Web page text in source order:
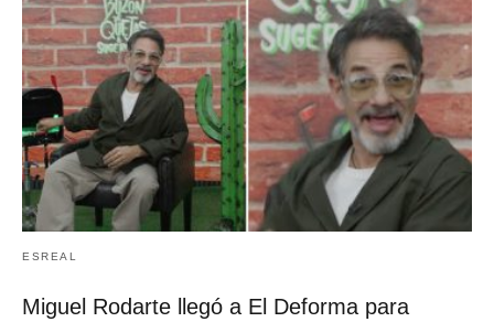
ESREAL
Miguel Rodarte llegó a El Deforma para